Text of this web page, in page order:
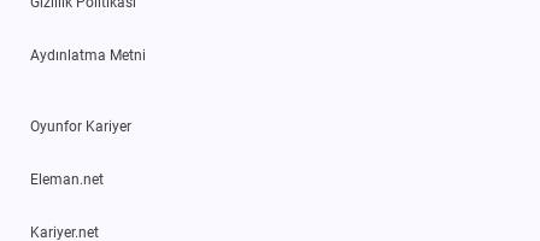
Aydınlatma Metni
Oyunfor Kariyer
Eleman.net
Kariyer.net